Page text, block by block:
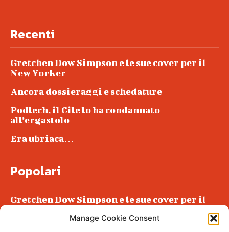
Manage Cookie Consent
Recenti
Gretchen Dow Simpson e le sue cover per il
New Yorker
Ancora dossieraggi e schedature
Podlech, il Cile lo ha condannato
all’ergastolo
Era ubriaca…
Popolari
Gretchen Dow Simpson e le sue cover per il